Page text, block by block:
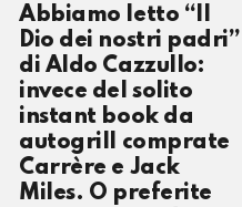
Abbiamo letto “Il
Dio dei nostri padri”
di Aldo Cazzullo:
invece del solito
instant book da
autogrill comprate
Carrère e Jack
Miles. O preferite